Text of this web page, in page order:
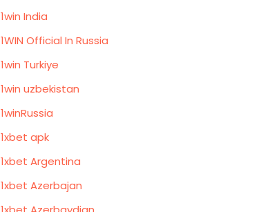
1win India
1WIN Official In Russia
1win Turkiye
1win uzbekistan
1winRussia
1xbet apk
1xbet Argentina
1xbet Azerbajan